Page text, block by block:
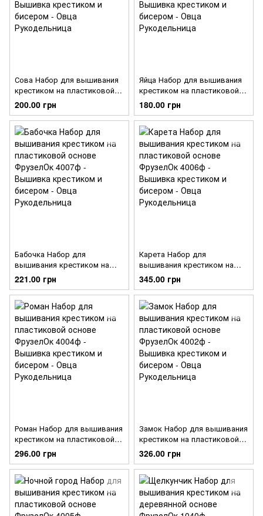
Сова Набор для вышивания
крестиком на пластиковой
основе ФрузелОк 4010ф
200.00 грн
Яйца Набор для вышивания
крестиком на пластиковой
основе ФрузелОк 4009ф
180.00 грн
Бабочка Набор для
вышивания крестиком на
пластиковой основе
ФрузелОк 4007ф
221.00 грн
Карета Набор для
вышивания крестиком на
пластиковой основе
ФрузелОк 4006ф
345.00 грн
Роман Набор для вышивания
крестиком на пластиковой
основе ФрузелОк 4004ф
296.00 грн
Замок Набор для вышивания
крестиком на пластиковой
основе ФрузелОк 4002ф
326.00 грн